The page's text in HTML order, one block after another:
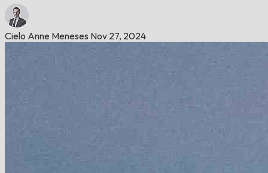
Cielo Anne Meneses Nov 27, 2024